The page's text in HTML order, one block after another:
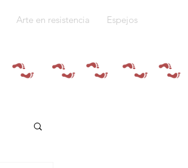
Arte en resistencia Espejos